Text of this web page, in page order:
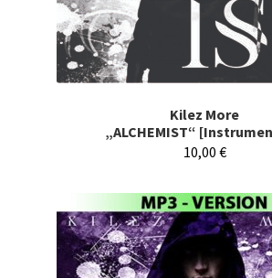
Kilez More
„ALCHEMIST“
10,00 €